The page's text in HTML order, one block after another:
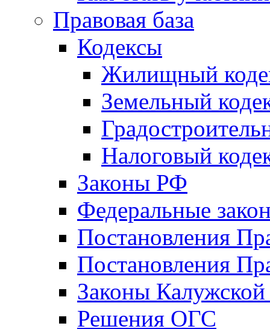
Правовая база
Кодексы
Жилищный
Земельный
Налоговый
Законы РФ
Федеральные
Постановления
Постановления
Законы Калужской
Решения ОГС